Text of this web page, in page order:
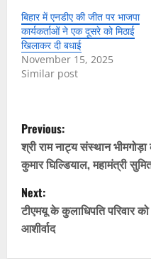
बिहार में एनडीए की जीत पर भाजपा
कार्यकर्ताओं ने एक दूसरे को मिठाई
खिलाकर दी बधाई
November 15, 2025
Similar post
P
o
s
t
n
Previous:
श्री राम नाट्य संस्थान
कुमार घिल्डियाल, महामंत्री
Next:
टीएमयू के कुलाधिपति परिवार
आशीर्वाद